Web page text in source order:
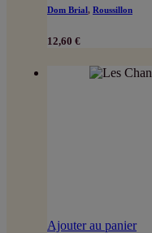
Dom Brial, Roussillon
12,60 €
Ajouter au panier